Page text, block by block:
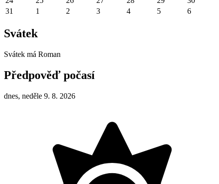
31
1 2 3 4 5 6
Svátek
Svátek má Roman
Předpověď počasí
dnes, neděle 9. 8. 2026